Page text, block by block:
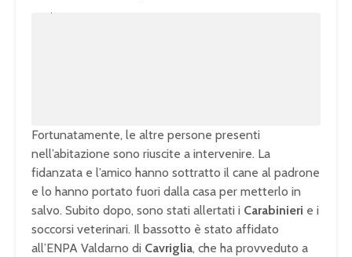
Fortunatamente, le altre persone presenti
nell’abitazione sono riuscite a intervenire. La
fidanzata e l’amico hanno sottratto il cane al padrone
e lo hanno portato fuori dalla casa per metterlo in
salvo. Subito dopo, sono stati allertati i Carabinieri e i
soccorsi veterinari. Il bassotto è stato affidato
all’ENPA Valdarno di Cavriglia, che ha provveduto a